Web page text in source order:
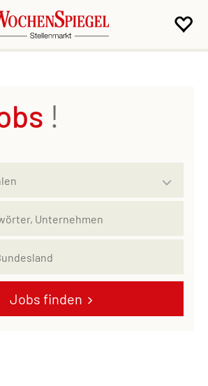
!
Jobs finden